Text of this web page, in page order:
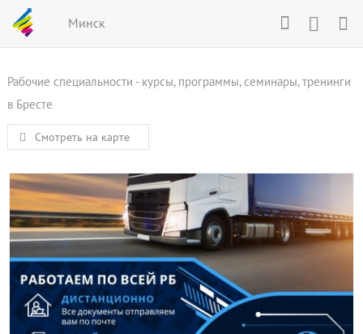
Минск
Рабочие специальности - курсы, программы, семинары, тренинги
в Бресте
Смотреть на карте